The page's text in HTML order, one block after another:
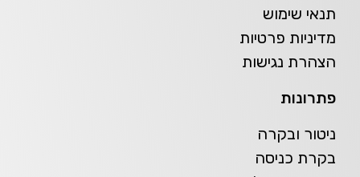
תנאי שימוש
מדיניות פרטיות
הצהרת נגישות
פתרונות
ניטור ובקרה
בקרת כניסה